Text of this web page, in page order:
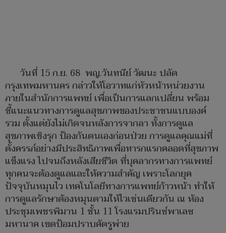
วันที่ 15 ก.ย. 68 พญ.วันทนีย์ วัฒนะ ปลัด
กรุงเทพมหานคร กล่าวให้โอวาทแก่หัวหน้าหน่วยงาน
ภายในสำนักการแพทย์ เพื่อเป็นการแลกเปลี่ยน พร้อม
ชี้แนะแนวทางการดูแลสุขภาพของประชาชนแบบองค์
รวม ตั้งแต่ยังไม่เกิดจนหลังการจากลา ทั้งการดูแล
สุขภาพเชิงรุก ป้องกันตนเองก่อนป่วย การดูแลคุณแม่ที่
ตั้งครรภ์อย่างมีประสิทธิภาพเพื่อทารกแรกคลอดที่สุขภาพ
แข็งแรง ไปจนถึงหลังเสียชีวิต ที่บุคลากรทางการแพทย์
ทุกคนจะต้องดูแลและให้ความสำคัญ เพราะโลกยุค
ปัจจุบันหมุนไว เทคโนโลยีทางการแพทย์ก้าวหน้า ทำให้
การดูแลรักษาต้องหมุนตามให้ไวเช่นเดียวกัน ณ ห้อง
ประชุมเพชรพิมาน 1 ชั้น 11 โรงแรมปรินซ์พาเลซ
มหานาค เขตป้อมปราบศัตรูพ่าย